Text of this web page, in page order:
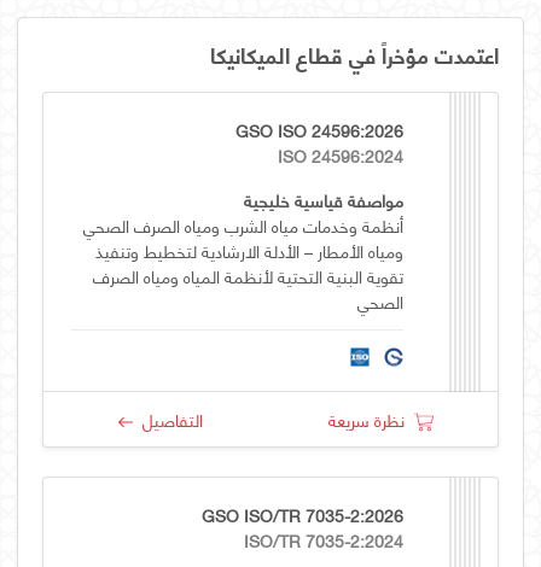
اعتمدت مؤخراً في قطاع الميكانيكا
GSO ISO 24596:2026
ISO 24596:2024
مواصفة قياسية خليجية
أنظمة وخدمات مياه الشرب ومياه الصرف الصحي
ومياه الأمطار – الأدلة الارشادية لتخطيط وتنفيذ
تقوية البنية التحتية لأنظمة المياه ومياه الصرف
الصحي
نظرة سريعة التفاصيل
GSO ISO/TR 7035-2:2026
ISO/TR 7035-2:2024